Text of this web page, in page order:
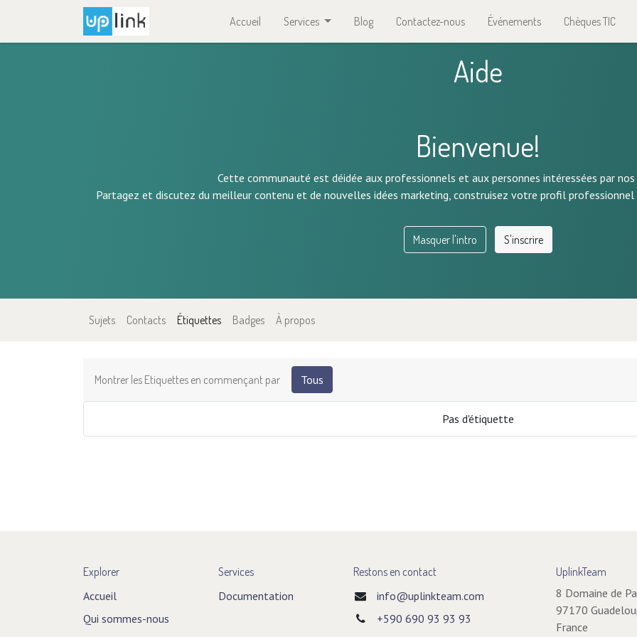
Accueil Services Blog Contactez-nous Événements Chèques TIC
Aide
Bienvenue!
Cette communauté est déidée aux professionnels et aux personnes intéressées par
Partagez et discutez du meilleur contenu et de nouvelles idées marketing, construisez votre profil
Masquer l'intro S'inscrire
Sujets Contacts Étiquettes Badges À propos
Montrer les Etiquettes en commençant par Tous
Pas d'étiquette
Explorer
Accueil
Qui sommes-nous
Services
Documentation
Restons en contact
info@uplinkteam.com
+590 690 93 93 93
UplinkTeam
8 Domaine de
97170
France